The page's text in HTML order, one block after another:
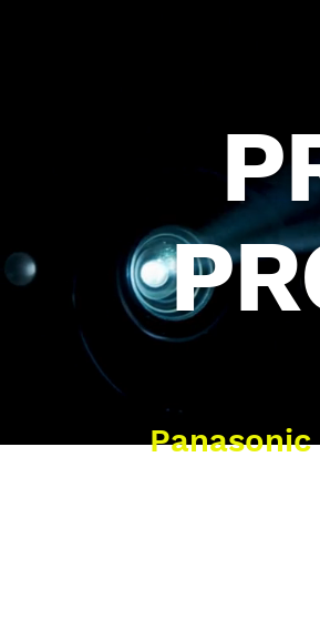
Panasonic